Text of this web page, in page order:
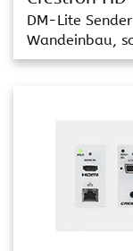
DM-Lite
Wandeinbau,